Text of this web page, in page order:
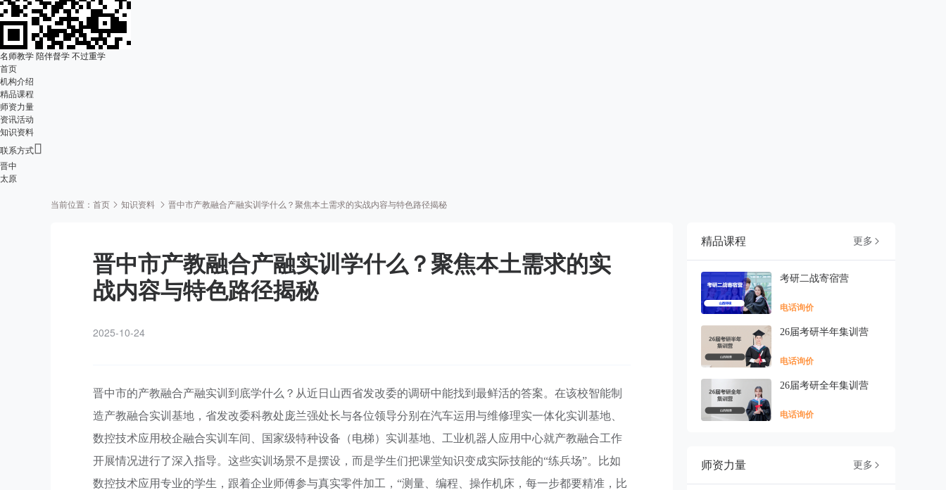
名师教学 陪伴督学 不过重学
首页
机构介绍
精品课程
师资力量
资讯活动
知识资料
联系方式
晋中
太原
当前位置： 首页 知识资料 晋中市产教融合产融实训学什么？聚焦本土需求的实战内容与特色路径揭秘
晋中市产教融合产融实训学什么？聚焦本土需求的实
战内容与特色路径揭秘
2025-10-24
晋中市的产教融合产融实训到底学什么？从近日山西省发改委的调研中能找到最鲜活的答案。在该校智能制
造产教融合实训基地，省发改委科教处庞兰强处长与各位领导分别在汽车运用与维修理实一体化实训基地、
数控技术应用校企融合实训车间、国家级特种设备（电梯）实训基地、工业机器人应用中心就产教融合工作
开展情况进行了深入指导。这些实训场景不是摆设，而是学生们把课堂知识变成实际技能的“练兵场”。比如
数控技术应用专业的学生，跟着企业师傅参与真实零件加工，“测量、编程、操作机床，每一步都要精准，比
精品课程 更多 
考研二战寄宿营
电话询价
26届考研半年集训营
电话询价
26届考研全年集训营
电话询价
师资力量 更多 